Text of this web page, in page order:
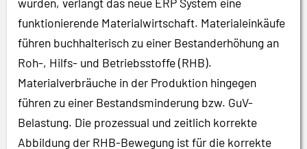
funktionierende Materialwirtschaft. Materialeinkäufe
führen buchhalterisch zu einer Bestanderhöhung an
Roh-, Hilfs- und Betriebsstoffe (RHB).
Materialverbräuche in der Produktion hingegen
führen zu einer Bestandsminderung bzw. GuV-
Belastung. Die prozessual und zeitlich korrekte
Abbildung der RHB-Bewegung ist für die korrekte